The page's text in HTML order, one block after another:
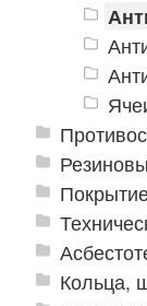
Кольца,